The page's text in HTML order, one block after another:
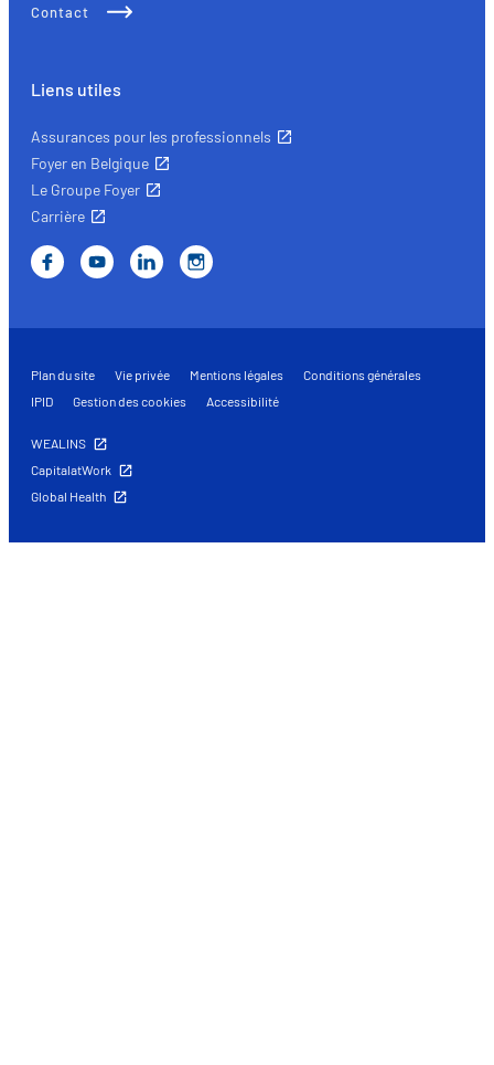
Contact
Liens utiles
Assurances pour les professionnels
Foyer en Belgique
Le Groupe Foyer
Carrière
Plan du site Vie privée Mentions légales
Conditions générales
IPID
Gestion des cookies Accessibilité
WEALINS
CapitalatWork
Global Health